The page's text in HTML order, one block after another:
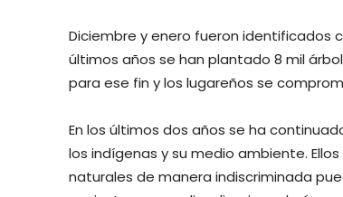
Diciembre y enero fueron identificados
últimos años se han plantado 8 mil
para ese fin y los lugareños se
En los últimos dos años se ha
los indígenas y su medio ambiente.
naturales de manera indiscriminada